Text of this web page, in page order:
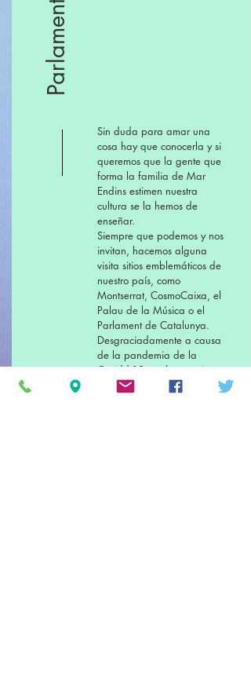
Sin duda para amar una
cosa hay que conocerla y si
queremos que la gente que
forma la familia de Mar
Endins estimen nuestra
cultura se la hemos de
enseñar.
Siempre que podemos y nos
invitan, hacemos alguna
visita sitios emblemáticos de
nuestro país, como
Montserrat, CosmoCaixa, el
Palau de la Música o el
Parlament de Catalunya.
Desgraciadamente a causa
de la pandemia de la
Covidd-19 nos hemos visto
obligados a hacer un parón